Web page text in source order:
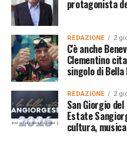
protagonista
REDAZIONE 2
C'è anche
Clementino
singolo di Bella
REDAZIONE 2
San Giorgio
Estate
cultura,